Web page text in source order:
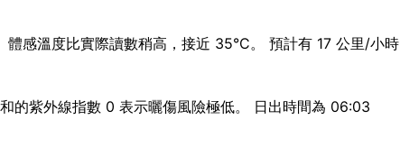
感溫度比實際讀數稍高，接近 35°C。 預計有 17 公里/小時
紫外線指數 0 表示曬傷風險極低。 日出時間為 06:03